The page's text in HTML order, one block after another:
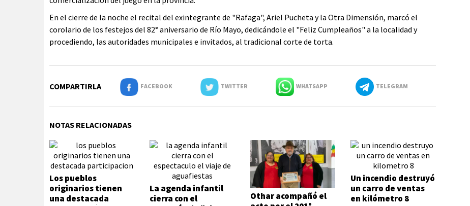
En el cierre de la noche el recital del exintegrante de "Rafaga", Ariel Pucheta y la Otra Dimensión, marcó el
corolario de los festejos del 82° aniversario de Río Mayo, dedicándole el "Feliz Cumpleaños" a la localidad y
procediendo, las autoridades municipales e invitados, al tradicional corte de torta.
COMPARTIRLA FACEBOOK TWITTER WHATSAPP TELEGRAM
NOTAS RELACIONADAS
Los pueblos
originarios tienen
una destacada
La agenda infantil
cierra con el
Othar acompañó el
Un incendio destruyó
un carro de ventas
en kilómetro 8